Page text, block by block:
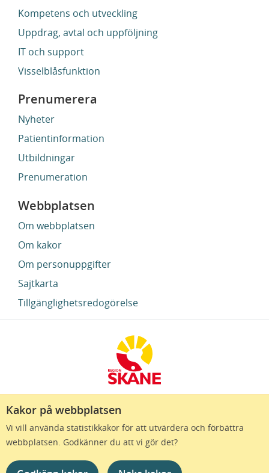
Kakor på webbplatsen
Vi vill använda statistikkakor för att utvärdera och förbättra
webbplatsen. Godkänner du att vi gör det?
Kompetens och utveckling
Uppdrag, avtal och uppföljning
IT och support
Visselblåsfunktion
Prenumerera
Nyheter
Patientinformation
Utbildningar
Prenumeration
Webbplatsen
Om webbplatsen
Om kakor
Om personuppgifter
Sajtkarta
Tillgänglighetsredogörelse
Region Skåne finns till för att alla som bor i Skåne
ska må bra och känna framtidstro. Genom
gränslösa samarbeten och omtanke skapas de
bästa förutsättningar för ett hälsosamt liv – inom